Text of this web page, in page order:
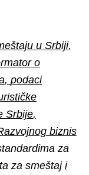
štaju u Srbiji,
o
, podaci
čke
Srbije,
biznis
za
za smeštaj i